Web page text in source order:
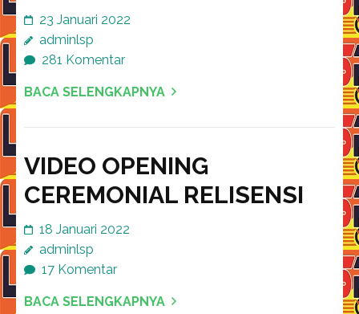
23 Januari 2022
adminlsp
281 Komentar
BACA SELENGKAPNYA
VIDEO OPENING
CEREMONIAL RELISENSI
18 Januari 2022
adminlsp
17 Komentar
BACA SELENGKAPNYA